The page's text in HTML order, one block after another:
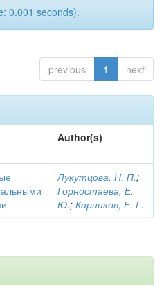
0.001 seconds).
previous 1 next
Author(s)
Лукутцова, Н. П.;
Горностаева, Е.
Ю.; Карпиков, Е. Г.